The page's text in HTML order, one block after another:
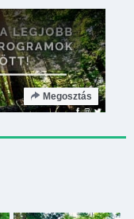
Megosztás